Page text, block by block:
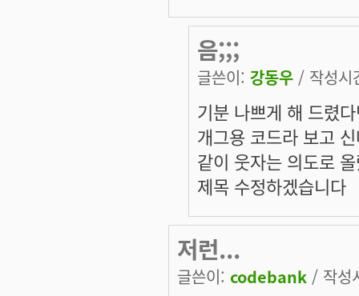
음;;;
글쓴이: 강동우 / 작성
기분 나쁘게 해 드렸
개그용 코드라 보고
같이 웃자는 의도로
제목 수정하겠습니다
저런...
글쓴이: codebank / 작성